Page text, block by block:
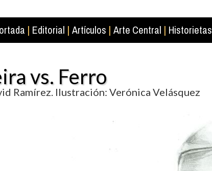
| Editorial | Artículos | Arte Central | Historietas
vs. Ferro
Ramírez. Ilustración: Verónica Velásquez